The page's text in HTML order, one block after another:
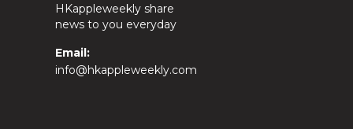
HKappleweekly share
news to you everyday
Email:
info@hkappleweekly.com